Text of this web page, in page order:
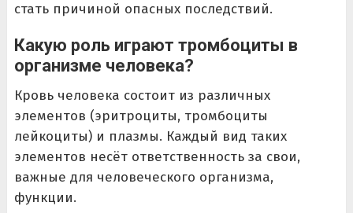
стать причиной опасных последствий.
Какую роль играют тромбоциты в
организме человека?
Кровь человека состоит из различных
элементов (эритроциты, тромбоциты
лейкоциты) и плазмы. Каждый вид таких
элементов несёт ответственность за свои,
важные для человеческого организма,
функции.